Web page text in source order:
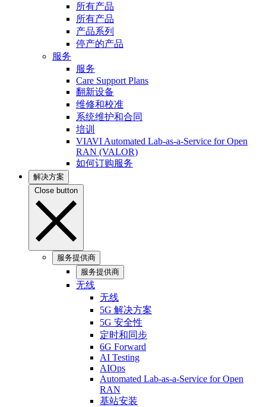
所有产品
所有产品
产品系列
停产的产品
服务
服务
Care Support Plans
翻新设备
维修和校准
系统维护和合同
培训
VIAVI Automated Lab-as-a-Service for Open
RAN (VALOR)
如何订购服务
解决方案
Close button
服务提供商
服务提供商
无线
无线
5G 解决方案
5G 安全性
定时和同步
6G Forward
AI Testing
AIOps
Automated Lab-as-a-Service for Open
RAN
基站安装